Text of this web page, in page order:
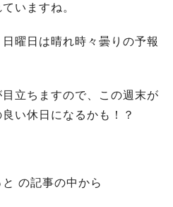
いますね。
曜日は晴れ時々曇りの予報
立ちますので、この週末が
い休日になるかも！？
の記事の中から